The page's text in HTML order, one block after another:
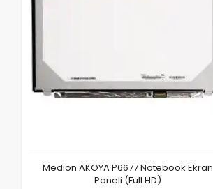
Medion AKOYA P6677 Notebook Ekran
Paneli (Full HD)